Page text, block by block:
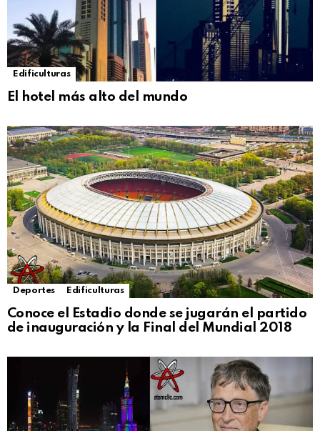
Edificulturas
El hotel más alto del mundo
Deportes Edificulturas
Conoce el Estadio donde se jugarán el partido
de inauguración y la Final del Mundial 2018